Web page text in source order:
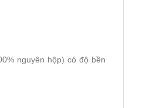
nguyên hộp) có độ bền